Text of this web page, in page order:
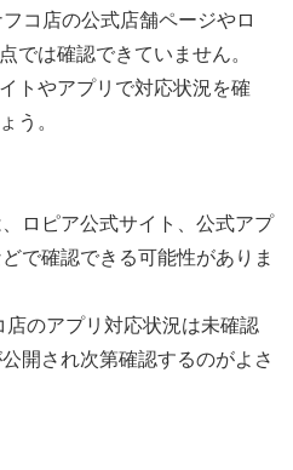
コ店の公式店舗ページやロ
では確認できていません。
トやアプリで対応状況を確
う。
ロピア公式サイト、公式アプ
で確認できる可能性がありま
のアプリ対応状況は未確認
開され次第確認するのがよさ